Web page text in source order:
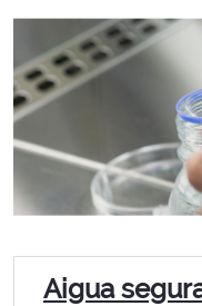
Aigua